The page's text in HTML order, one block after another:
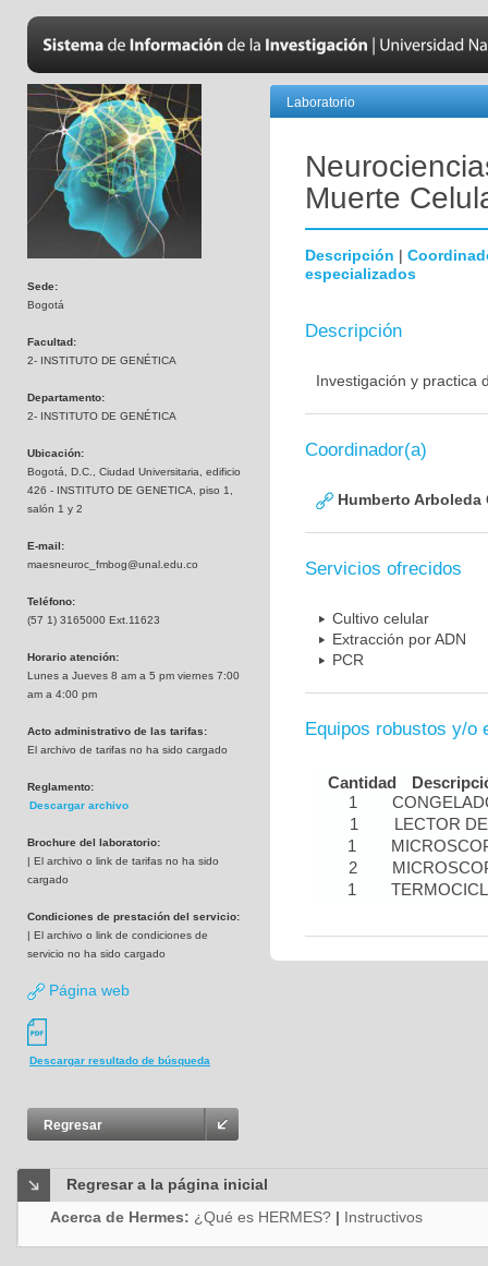
Sede:
Bogotá
Facultad:
2- INSTITUTO DE GENÉTICA
Departamento:
2- INSTITUTO DE GENÉTICA
Ubicación:
Bogotá, D.C., Ciudad Universitaria, edificio
426 - INSTITUTO DE GENETICA, piso 1,
salón 1 y 2
E-mail:
maesneuroc_fmbog@unal.edu.co
Teléfono:
(57 1) 3165000 Ext.11623
Horario atención:
Lunes a Jueves 8 am a 5 pm viernes 7:00
am a 4:00 pm
Acto administrativo de las tarifas:
El archivo de tarifas no ha sido cargado
Reglamento:
Descargar archivo
Brochure del laboratorio:
| El archivo o link de tarifas no ha sido
cargado
Condiciones de prestación del servicio:
| El archivo o link de condiciones de
servicio no ha sido cargado
Página web
Descargar resultado de búsqueda
Regresar
Laboratorio
Muerte
Descripción |
especializados
Descripción
Investigación y practica
Coordinador(a)
Humberto Arboleda
Servicios ofrecidos
Cultivo celular
Extracción por ADN
PCR
Equipos robustos y/o
Cantidad
1
1
LECTOR
1
2
1
Regresar a la página inicial
Acerca de Hermes: ¿Qué es HERMES? | Instructivos